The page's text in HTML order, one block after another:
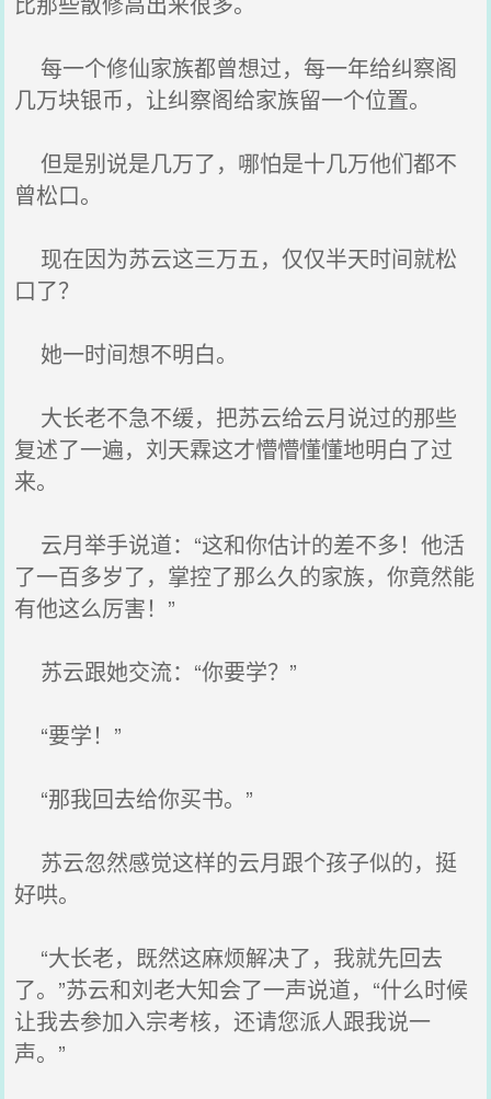
每一个修仙家族都曾想过，每一年给纠察阁
几万块银币，让纠察阁给家族留一个位置。
但是别说是几万了，哪怕是十几万他们都不
曾松口。
现在因为苏云这三万五，仅仅半天时间就松
口了？
她一时间想不明白。
大长老不急不缓，把苏云给云月说过的那些
复述了一遍，刘天霖这才懵懵懂懂地明白了过
来。
云月举手说道：“这和你估计的差不多！他活
了一百多岁了，掌控了那么久的家族，你竟然能
有他这么厉害！”
苏云跟她交流：“你要学？”
“要学！”
“那我回去给你买书。”
苏云忽然感觉这样的云月跟个孩子似的，挺
好哄。
“大长老，既然这麻烦解决了，我就先回去
了。”苏云和刘老大知会了一声说道，“什么时候
让我去参加入宗考核，还请您派人跟我说一
声。”